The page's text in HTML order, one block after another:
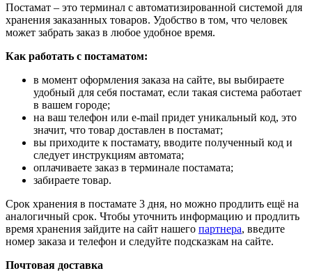
Постамат – это терминал с автоматизированной системой для
хранения заказанных товаров. Удобство в том, что человек
может забрать заказ в любое удобное время.
Как работать с постаматом:
в момент оформления заказа на сайте, вы выбираете
удобный для себя постамат, если такая система работает
в вашем городе;
на ваш телефон или e-mail придет уникальный код, это
значит, что товар доставлен в постамат;
вы приходите к постамату, вводите полученный код и
следует инструкциям автомата;
оплачиваете заказ в терминале постамата;
забираете товар.
Срок хранения в постамате 3 дня, но можно продлить ещё на
аналогичный срок. Чтобы уточнить информацию и продлить
время хранения зайдите на сайт нашего партнера, введите
номер заказа и телефон и следуйте подсказкам на сайте.
Почтовая доставка